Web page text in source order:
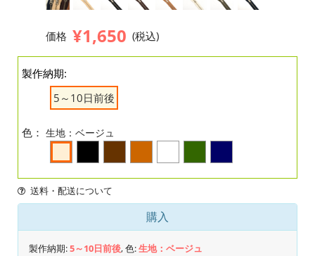
価格 ¥1,650 (税込)
製作納期:
5～10日前後
色： 生地：ベージュ
送料・配送について
購入
製作納期:5～10日前後, 色:生地：ベージュ